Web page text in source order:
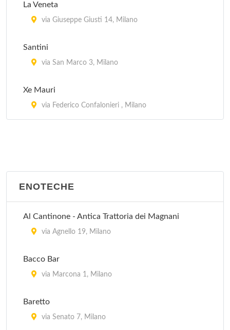
Da Bimbi
Da Costantino
La Veneta
via Giuseppe Giusti 14, Milano
Santini
via San Marco 3, Milano
Xe Mauri
via Federico Confalonieri , Milano
ENOTECHE
Al Cantinone - Antica Trattoria dei Magnani
via Agnello 19, Milano
Bacco Bar
via Marcona 1, Milano
Baretto
via Senato 7, Milano